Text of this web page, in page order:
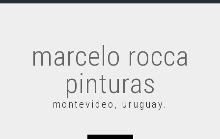
marcelo rocca
pinturas
montevideo, uruguay.